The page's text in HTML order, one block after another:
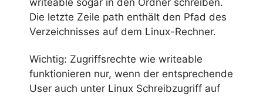
Die letzte Zeile path enthält den Pfad des
Verzeichnisses auf dem Linux-Rechner.
Wichtig: Zugriffsrechte wie writeable
funktionieren nur, wenn der entsprechende
User auch unter Linux Schreibzugriff auf